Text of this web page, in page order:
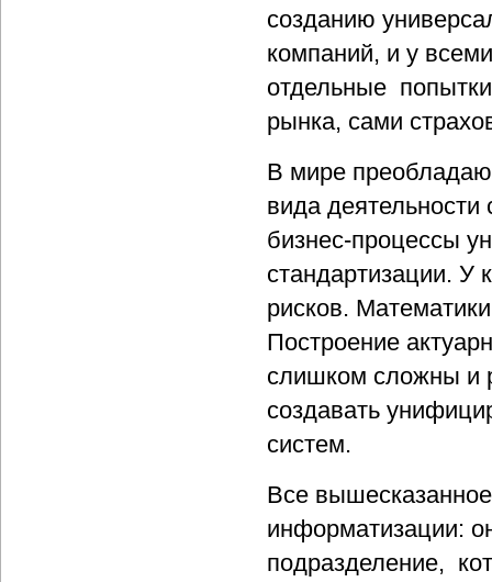
созданию
компаний, и у
отдельные
рынка, сами
В мире
вида
бизнес-процессы
стандартизации. У
рисков.
Построение
слишком сложны и
создавать
систем.
Все
информатизации:
подразделение,